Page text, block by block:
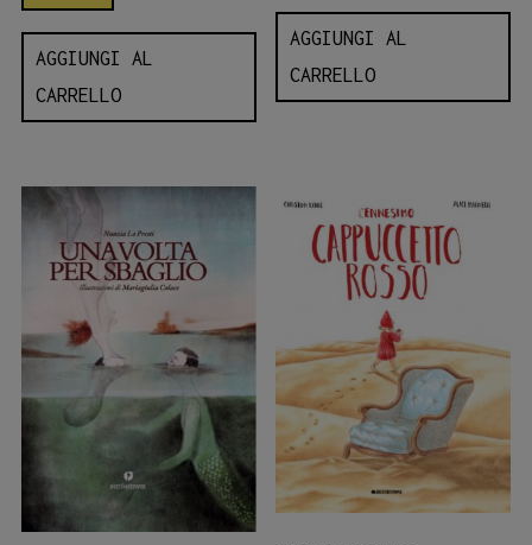
AGGIUNGI AL
CARRELLO
AGGIUNGI AL
CARRELLO